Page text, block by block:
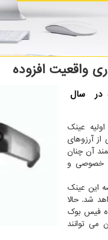
واقعیت افزوده
در سال
اولیه عینک
آرزوهای
آن چنان
خصوصی و
این عینک
شد. حالا
فیس بوک
علاقه مندان می توانند